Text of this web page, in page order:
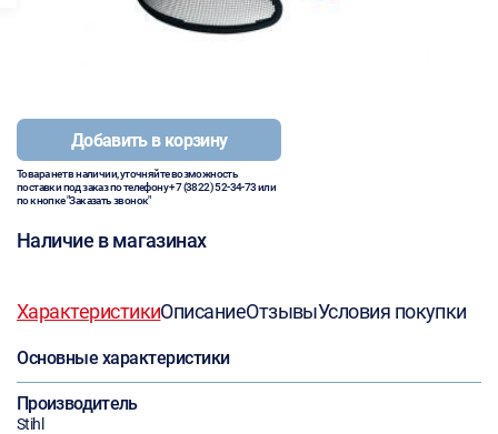
Добавить в корзину
Товара нет в наличии, уточняйте возможность
поставки под заказ по телефону+7 (3822) 52-34-73или
по кнопке "Заказать звонок"
Наличие в магазинах
ХарактеристикиОписаниеОтзывыУсловия покупки
Основные характеристики
Производитель
Stihl